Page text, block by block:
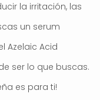
la irritación, las
un serum
Azelaic Acid
ser lo que buscas.
es para ti!